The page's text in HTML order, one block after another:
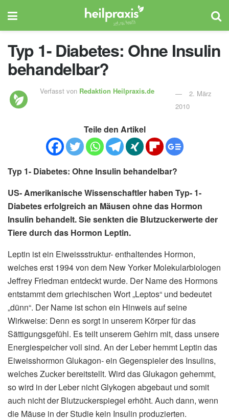
Typ 1- Diabetes: Ohne Insulin
behandelbar?
Verfasst von Redaktion Heilpraxis.de
2. März
2010
Teile den Artikel
Typ 1- Diabetes: Ohne Insulin behandelbar?
US- Amerikanische Wissenschaftler haben Typ- 1-
Diabetes erfolgreich an Mäusen ohne das Hormon
Insulin behandelt. Sie senkten die Blutzuckerwerte der
Tiere durch das Hormon Leptin.
Leptin ist ein Eiweissstruktur- enthaltendes Hormon,
welches erst 1994 von dem New Yorker Molekularbiologen
Jeffrey Friedman entdeckt wurde. Der Name des Hormons
entstammt dem griechischen Wort „Leptos“ und bedeutet
„dünn“. Der Name ist schon ein Hinweis auf seine
Wirkweise: Denn es sorgt in unserem Körper für das
Sättigungsgefühl. Es teilt unserem Gehirn mit, dass unsere
Energiespeicher voll sind. An der Leber hemmt Leptin das
Eiweisshormon Glukagon- ein Gegenspieler des Insulins,
welches Zucker bereitstellt. Wird das Glukagon gehemmt,
so wird in der Leber nicht Glykogen abgebaut und somit
auch nicht der Blutzuckerspiegel erhöht. Auch dann, wenn
die Mäuse in der Studie kein Insulin produzierten.